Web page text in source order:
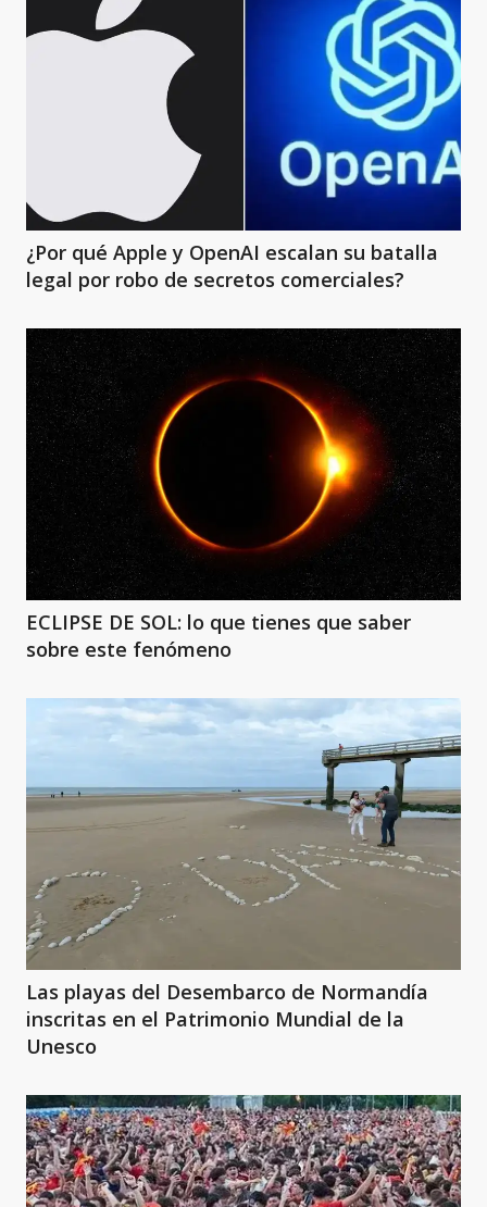
¿Por qué Apple y OpenAI escalan su batalla
legal por robo de secretos comerciales?
ECLIPSE DE SOL: lo que tienes que saber
sobre este fenómeno
Las playas del Desembarco de Normandía
inscritas en el Patrimonio Mundial de la
Unesco